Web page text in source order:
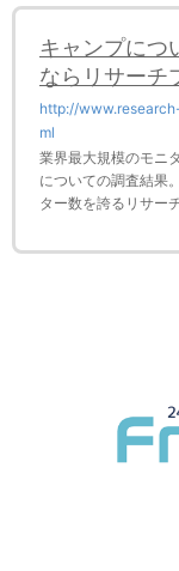
キャンプにつ
ならリサーチ
http://
ml
業界最大規模のモニ
についての調査結果
ター数を誇るリサー